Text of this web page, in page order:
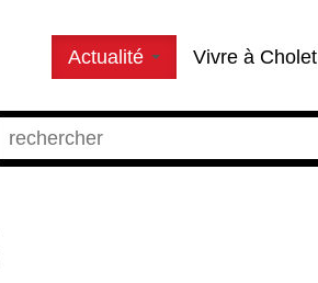
Actualité Vivre à Cholet